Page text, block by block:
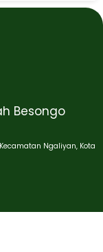
Besongo
Ngaliyan, Kota